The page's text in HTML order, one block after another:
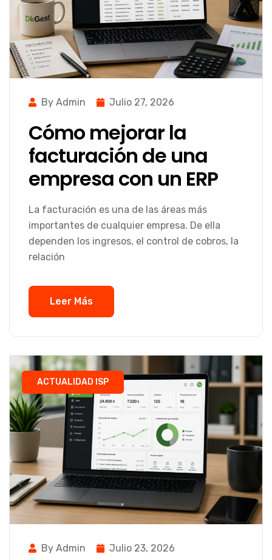
By Admin Julio 27, 2026
Cómo mejorar la
facturación de una
empresa con un ERP
La facturación es una de las áreas más
importantes de cualquier empresa. De ella
dependen los ingresos, el control de cobros, la
relación
Leer Más
ACTUALIDAD ISP
By Admin Julio 23, 2026